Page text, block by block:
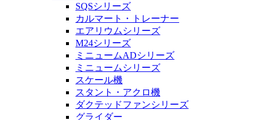
SQSシリーズ
カルマート・トレーナー
エアリウムシリーズ
M24シリーズ
ミニュームADシリーズ
ミニュームシリーズ
スケール機
スタント・アクロ機
ダクテッドファンシリーズ
グライダー